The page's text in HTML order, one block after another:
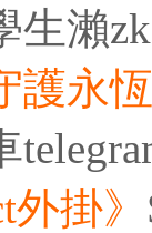
生瀨
護永
外掛》